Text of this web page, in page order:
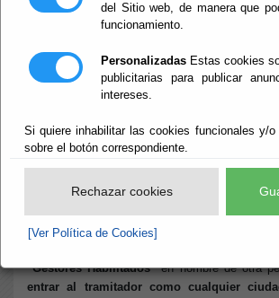
del Sitio web, de manera que
funcionamiento.
Personalizadas Estas cookies
publicitarias para publicar
intereses.
Si quiere inhabilitar las cookies funcionales y/
sobre el botón correspondiente.
Rechazar cookies
[Ver Política de Cookies]
GENERAL
Escuchar
"Gestores Habilitados"en nombre de otra
entrar al tramitador como cualquier